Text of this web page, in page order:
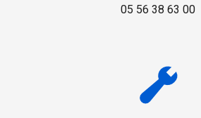
05 56 38 63 00